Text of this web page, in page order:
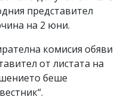
представител
на 2 юни.
комисия обяви
от листата на
беше